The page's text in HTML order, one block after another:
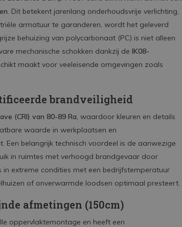
. Dit betekent jarenlang onderhoudsvrije verlichting,
armatuur te garanderen, wordt het geleverd
behuizing van polycarbonaat (PC) is niet alleen
mechanische schokken dankzij de IK08-
maakt voor veeleisende omgevingen zoals
brandveiligheid
(CRI) van 80-89 Ra, waardoor kleuren en details
waarde in werkplaatsen en
belangrijk technisch voordeel is de aanwezige
in ruimtes met verhoogd brandgevaar door
extreme condities met een bedrijfstemperatuur
of onverwarmde loodsen optimaal presteert.
afmetingen (150cm)
oppervlaktemontage en heeft een